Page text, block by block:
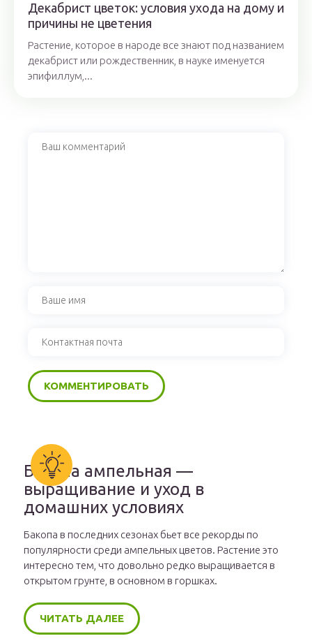
Декабрист цветок: условия ухода на дому и
причины не цветения
Растение, которое в народе все знают под названием
декабрист или рождественник, в науке именуется
эпифиллум,...
Бакопа ампельная —
выращивание и уход в
домашних условиях
Бакопа в последних сезонах бьет все рекорды по
популярности среди ампельных цветов. Растение это
интересно тем, что довольно редко выращивается в
открытом грунте, в основном в горшках.
ЧИТАТЬ ДАЛЕЕ